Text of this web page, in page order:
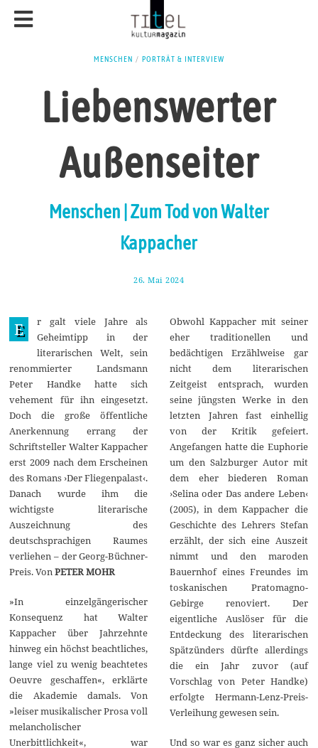
MENSCHEN / PORTRÄT & INTERVIEW
Liebenswerter
Außenseiter
Menschen | Zum Tod von Walter
Kappacher
26. Mai 2024
n
2
0
2
4
E
r galt viele Jahre als
Geheimtipp in der
literarischen Welt, sein
renommierter Landsmann
Peter Handke hatte sich
vehement für ihn eingesetzt.
Doch die große öffentliche
Anerkennung errang der
Schriftsteller Walter Kappacher
erst 2009 nach dem Erscheinen
des Romans ›Der Fliegenpalast‹.
Danach wurde ihm die
wichtigste literarische
Auszeichnung des
deutschsprachigen Raumes
verliehen – der Georg-Büchner-
Preis. VonPETER MOHR
»In einzelgängerischer
Konsequenz hat Walter
Kappacher über Jahrzehnte
hinweg ein höchst beachtliches,
lange viel zu wenig beachtetes
Oeuvre geschaffen«, erklärte
die Akademie damals. Von
»leiser musikalischer Prosa voll
melancholischer
Unerbittlichkeit«, war
Obwohl Kappacher mit seiner
eher traditionellen und
bedächtigen Erzählweise gar
nicht dem literarischen
Zeitgeist entsprach, wurden
seine jüngsten Werke in den
letzten Jahren fast einhellig
von der Kritik gefeiert.
Angefangen hatte die Euphorie
um den Salzburger Autor mit
dem eher biederen Roman
›Selina oder Das andere Leben‹
(2005), in dem Kappacher die
Geschichte des Lehrers Stefan
erzählt, der sich eine Auszeit
nimmt und den maroden
Bauernhof eines Freundes im
toskanischen Pratomagno-
Gebirge renoviert. Der
eigentliche Auslöser für die
Entdeckung des literarischen
Spätzünders dürfte allerdings
die ein Jahr zuvor (auf
Vorschlag von Peter Handke)
erfolgte Hermann-Lenz-Preis-
Verleihung gewesen sein.
Und so war es ganz sicher auch